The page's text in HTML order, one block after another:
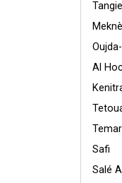
Al
Safi
Salé